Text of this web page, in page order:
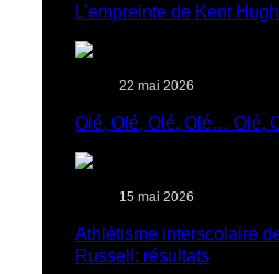
L’empreinte de Kent
22 mai 2026
Olé, Olé, Olé, Olé… Olé,
15 mai 2026
Athlétisme interscolaire
Russell: résultats